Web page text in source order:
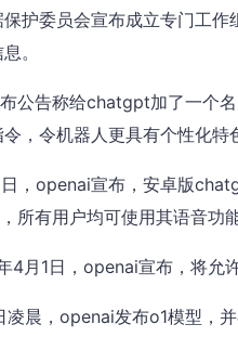
护委员会宣布成立专门工
。
公告称给chatgpt加了一个
，令机器人更具有个性化特
，openai宣布，安卓版
所有用户均可使用其语音功
4月1日，openai宣布，将允
晨，openai发布o1模型，